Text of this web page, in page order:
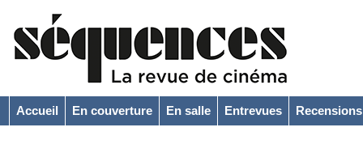
Accueil En couverture En salle Entrevues Recensions